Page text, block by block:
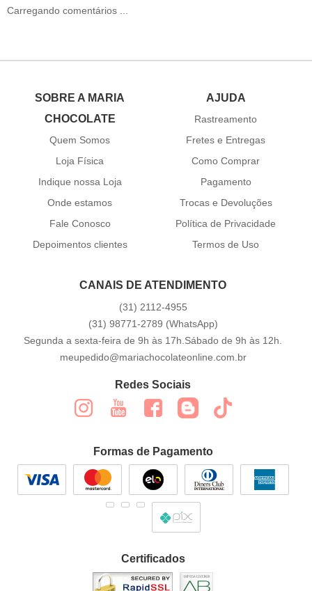
Carregando comentários ...
SOBRE A MARIA
CHOCOLATE
Quem Somos
Loja Física
Indique nossa Loja
Onde estamos
Fale Conosco
Depoimentos clientes
AJUDA
Rastreamento
Fretes e Entregas
Como Comprar
Pagamento
Trocas e Devoluções
Política de Privacidade
Termos de Uso
CANAIS DE ATENDIMENTO
(31) 2112-4955
(31) 98771-2789 (WhatsApp)
Segunda a sexta-feira de 9h às 17h.Sábado de 9h às 12h.
meupedido@mariachocolateonline.com.br
Redes Sociais
Formas de Pagamento
Certificados